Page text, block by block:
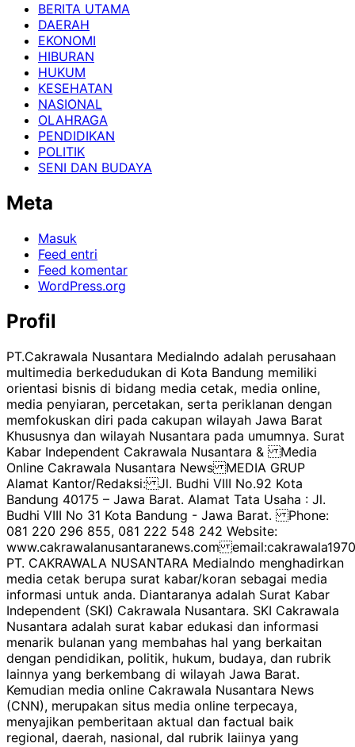
BERITA UTAMA
DAERAH
EKONOMI
HIBURAN
HUKUM
KESEHATAN
NASIONAL
OLAHRAGA
PENDIDIKAN
POLITIK
SENI DAN BUDAYA
Meta
Masuk
Feed entri
Feed komentar
WordPress.org
Profil
PT.Cakrawala Nusantara MediaIndo adalah perusahaan
multimedia berkedudukan di Kota Bandung memiliki
orientasi bisnis di bidang media cetak, media online,
media penyiaran, percetakan, serta periklanan dengan
memfokuskan diri pada cakupan wilayah Jawa Barat
Khususnya dan wilayah Nusantara pada umumnya. Surat
Kabar Independent Cakrawala Nusantara & Media
Online Cakrawala Nusantara News MEDIA GRUP
Alamat Kantor/Redaksi: Jl. Budhi VIII No.92 Kota
Bandung 40175 – Jawa Barat. Alamat Tata Usaha : Jl.
Budhi VIII No 31 Kota Bandung - Jawa Barat. Phone:
081 220 296 855, 081 222 548 242 Website:
www.cakrawalanusantaranews.com
PT. CAKRAWALA NUSANTARA MediaIndo menghadirkan
media cetak berupa surat kabar/koran sebagai media
informasi untuk anda. Diantaranya adalah Surat Kabar
Independent (SKI) Cakrawala Nusantara. SKI Cakrawala
Nusantara adalah surat kabar edukasi dan informasi
menarik bulanan yang membahas hal yang berkaitan
dengan pendidikan, politik, hukum, budaya, dan rubrik
lainnya yang berkembang di wilayah Jawa Barat.
Kemudian media online Cakrawala Nusantara News
(CNN), merupakan situs media online terpecaya,
menyajikan pemberitaan aktual dan factual baik
regional, daerah, nasional, dal rubrik laiinya yang